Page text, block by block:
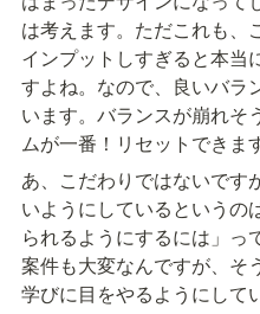
は考えます。ただこれも、
インプットしすぎると本当
すよね。なので、良いバラ
います。バランスが崩れそ
ムが一番！リセットできま
あ、こだわりではないです
いようにしているというの
られるようにするには」っ
案件も大変なんですが、そ
学びに目をやるようにして